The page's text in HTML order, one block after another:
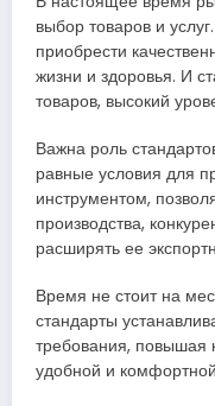
выбор товаров и
приобрести
жизни и здоровья. И
товаров, высокий
Важна роль
равные условия для
инструментом,
производства,
расширять ее
Время не стоит на
стандарты
требования, повышая
удобной и